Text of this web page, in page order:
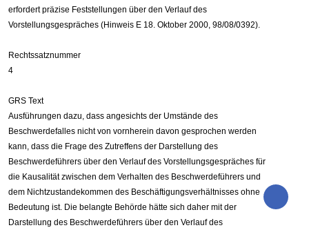
erfordert präzise Feststellungen über den Verlauf des
Vorstellungsgespräches (Hinweis E 18. Oktober 2000, 98/08/0392).
Rechtssatznummer
4
GRS Text
Ausführungen dazu, dass angesichts der Umstände des
Beschwerdefalles nicht von vornherein davon gesprochen werden
kann, dass die Frage des Zutreffens der Darstellung des
Beschwerdeführers über den Verlauf des Vorstellungsgespräches für
die Kausalität zwischen dem Verhalten des Beschwerdeführers und
dem Nichtzustandekommen des Beschäftigungsverhältnisses ohne
Bedeutung ist. Die belangte Behörde hätte sich daher mit der
Darstellung des Beschwerdeführers über den Verlauf des